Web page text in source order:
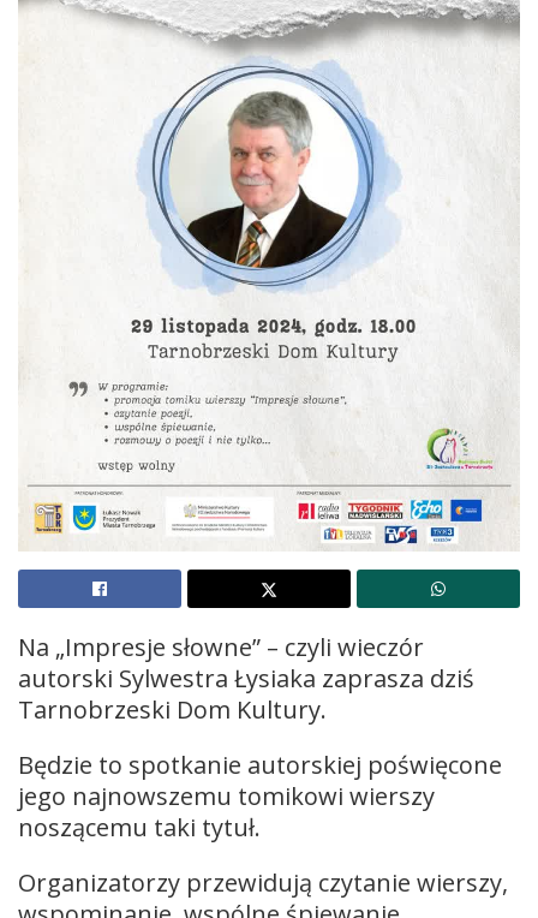
Na „Impresje słowne” – czyli wieczór
autorski Sylwestra Łysiaka zaprasza dziś
Tarnobrzeski Dom Kultury.
Będzie to spotkanie autorskiej poświęcone
jego najnowszemu tomikowi wierszy
noszącemu taki tytuł.
Organizatorzy przewidują czytanie wierszy,